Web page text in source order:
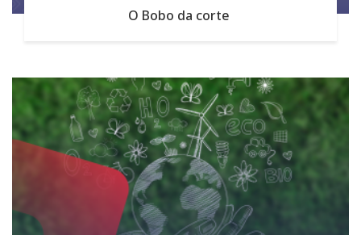
O Bobo da corte